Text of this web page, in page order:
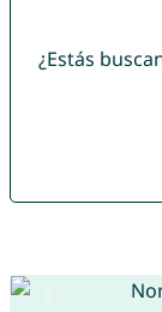
¿Estás